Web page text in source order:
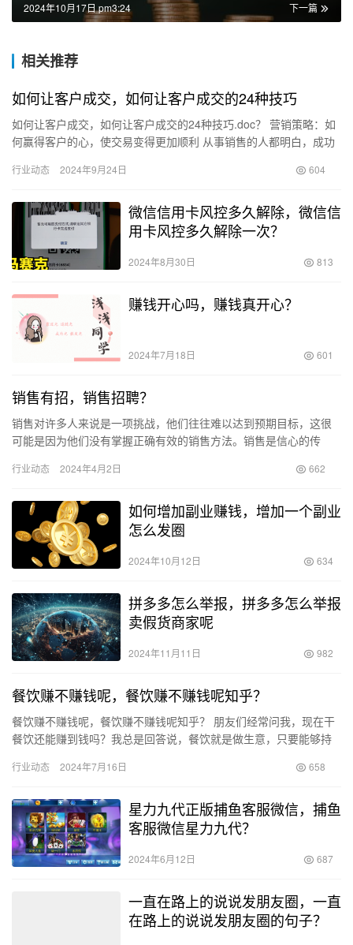
下一篇
2024年10月17日 pm3:24
相关推荐
如何让客户成交，如何让客户成交的24种技巧
如何让客户成交，如何让客户成交的24种技巧.doc？ 营销策略：如
何赢得客户的心，使交易变得更加顺利 从事销售的人都明白，成功
行业动态 2024年9月24日 604
微信信用卡风控多久解除，微信信
用卡风控多久解除一次？
2024年8月30日 813
赚钱开心吗，赚钱真开心？
2024年7月18日 601
销售有招，销售招聘？
销售对许多人来说是一项挑战，他们往往难以达到预期目标，这很
可能是因为他们没有掌握正确有效的销售方法。销售是信心的传
过验证…
行业动态 2024年4月2日 662
如何增加副业赚钱，增加一个副业
怎么发圈
2024年10月12日 634
拼多多怎么举报，拼多多怎么举报
卖假货商家呢
2024年11月11日 982
餐饮赚不赚钱呢，餐饮赚不赚钱呢知乎？
餐饮赚不赚钱呢，餐饮赚不赚钱呢知乎？ 朋友们经常问我，现在干
餐饮还能赚到钱吗？我总是回答说，餐饮就是做生意，只要能够持
以长…
行业动态 2024年7月16日 658
星力九代正版捕鱼客服微信，捕鱼
客服微信星力九代？
2024年6月12日 687
一直在路上的说说发朋友圈，一直
在路上的说说发朋友圈的句子？